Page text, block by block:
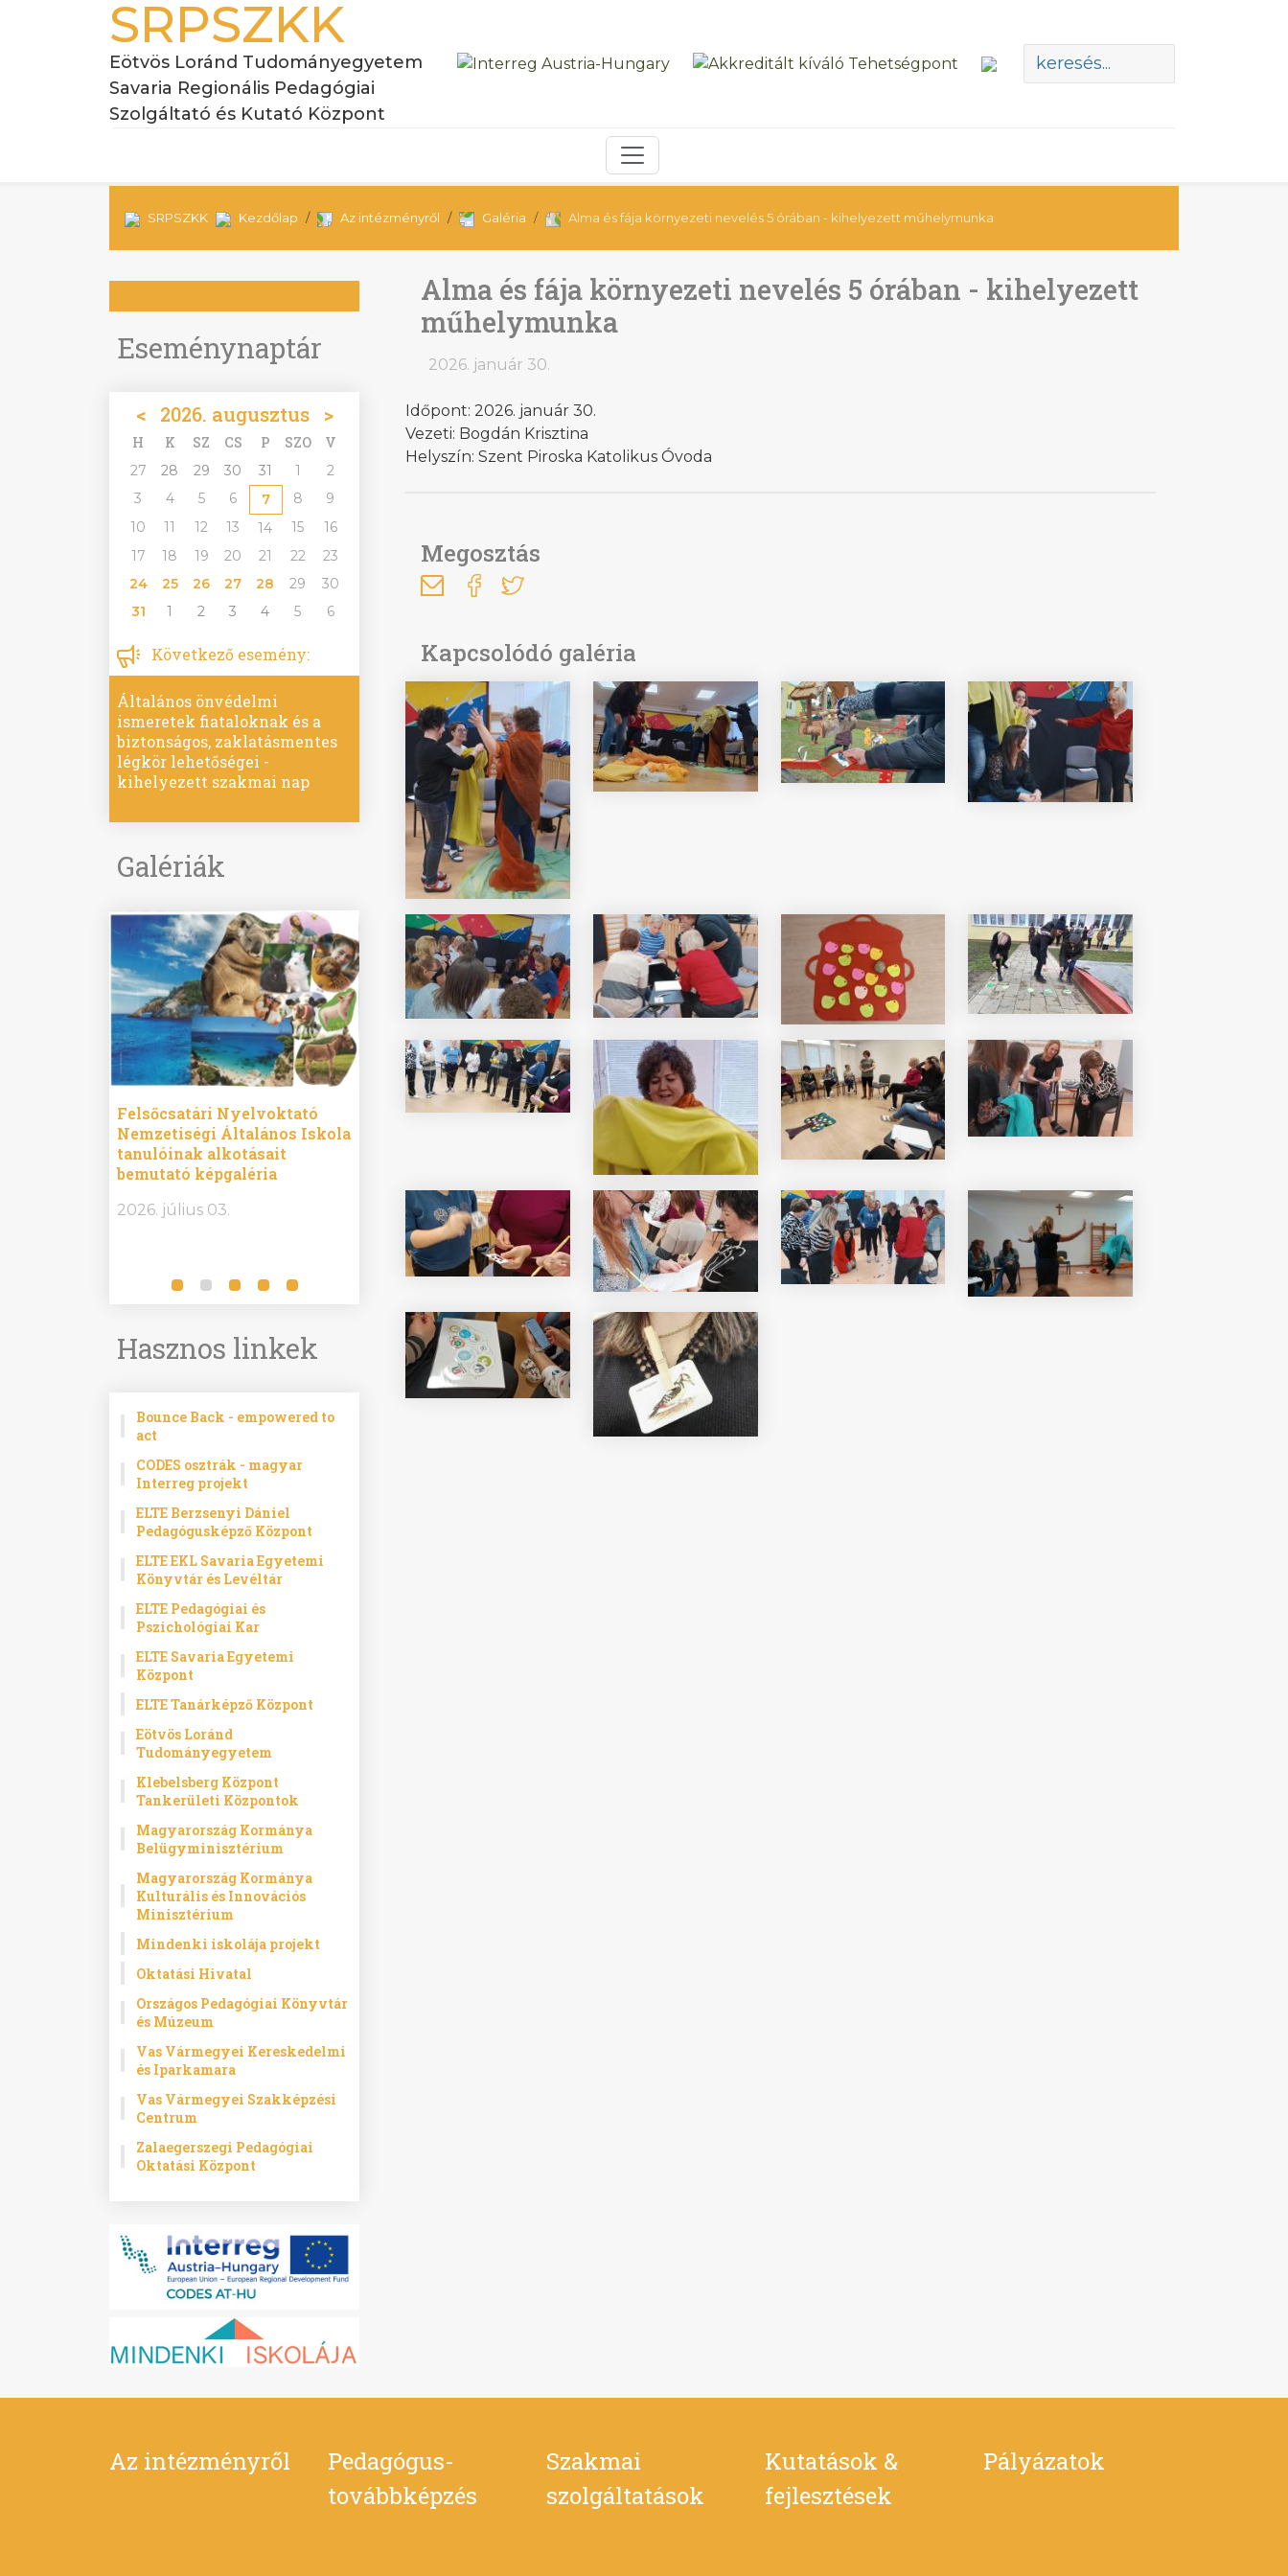
SRPSZKK
Eötvös Loránd Tudományegyetem
Savaria Regionális Pedagógiai
Szolgáltató és Kutató Központ
SRPSZKK Kezdőlap Az intézményről Galéria Alma és fája környezeti nevelés 5 órában - kihelyezett műhelymunka
Eseménynaptár
< 2026. augusztus >
H K SZ CS P SZO V
27 28 29 30 31 1
2
3
4 5 6 7 8
9
10
11 12 13 14 15
16
17
18 19 20 21 22
23
24
25 26 27 28 29
30
31
1 2 3 4 5 6
Következő esemény:
Általános önvédelmi
ismeretek fiataloknak és a
biztonságos, zaklatásmentes
légkör lehetőségei -
kihelyezett szakmai nap
Galériák
Felsőcsatári Nyelvoktató
Nemzetiségi Általános Iskola
tanulóinak alkotásait
bemutató képgaléria
2026. július 03.
Győrvári Béri Balogh Ádám
2026. július 03.
Hatos Ferenc Általános
Iskola és Alapfokú Művészeti
Iskola fiataljainak alkotásait
bemutató képgaléria
2026. július 03.
Hasznos linkek
Bounce Back - empowered to
act
CODES osztrák - magyar
Interreg projekt
ELTE Berzsenyi Dániel
Pedagógusképző Központ
ELTE EKL Savaria Egyetemi
Könyvtár és Levéltár
ELTE Pedagógiai és
Pszichológiai Kar
ELTE Savaria Egyetemi
Központ
ELTE Tanárképző Központ
Eötvös Loránd
Tudományegyetem
Klebelsberg Központ
Tankerületi Központok
Magyarország Kormánya
Belügyminisztérium
Magyarország Kormánya
Kulturális és Innovációs
Minisztérium
Mindenki iskolája projekt
Oktatási Hivatal
Országos Pedagógiai Könyvtár
és Múzeum
Vas Vármegyei Kereskedelmi
és Iparkamara
Vas Vármegyei Szakképzési
Centrum
Zalaegerszegi Pedagógiai
Oktatási Központ
Alma és fája környezeti nevelés 5 órában - kihelyezett
műhelymunka
2026. január 30.
Időpont: 2026. január 30.
Vezeti: Bogdán Krisztina
Helyszín: Szent Piroska Katolikus Óvoda
Megosztás
Kapcsolódó galéria
Az intézményről
Pedagógus-
továbbképzés
Szakmai
szolgáltatások
Kutatások &
fejlesztések
Pályázatok